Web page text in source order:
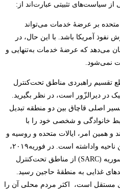
سیاست‌های تثبیتی عبارت‌اند از:
متحده بر عرضۀ خدمات می‌تواند
آمریکا باشد. با این حال، در
می‌دهد که عرضۀ خدمات به‌تنهایی و
نمی‌شود.
تقسیم راهبردی مناطق تحت‌کنترل
در دیر‌الزّور است، در نظر بگیرید.
اصلی قاچاق بین دو منطقه تبدیل
خانوادگی و شخصی خود را با
همین امر، ایالات متحده و روسیه و
ایران را به اتخاذ سیاست نفوذ در این ناحیه واداشته است. در فوریه۲۰۱۹،
یکی از کاروان‌های هلال‌احمر عرب سوریه (SARC) از مناطق تحت‌کنترل
غذایی به منطقۀ حاجین رسید.
مستقل است، اکثر مردم محلی آن را